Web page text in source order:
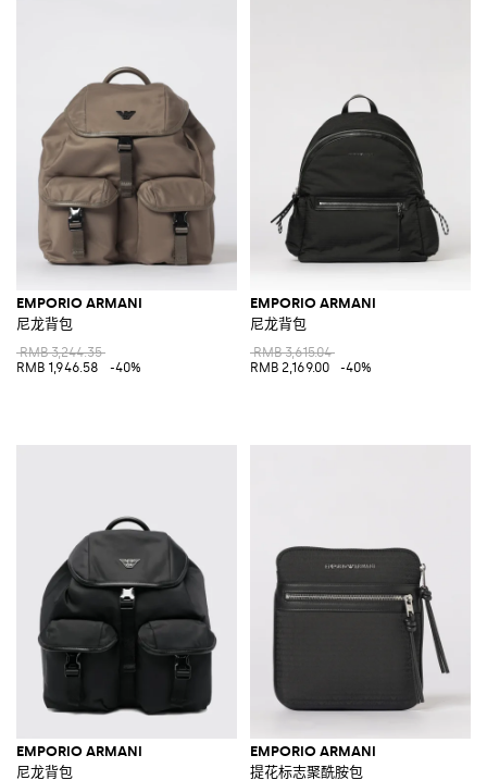
EMPORIO ARMANI
尼龙背包
RMB 3,244.35
RMB 1,946.58
-40%
EMPORIO ARMANI
尼龙背包
RMB 3,615.04
RMB 2,169.00
-40%
EMPORIO ARMANI
尼龙背包
EMPORIO ARMANI
提花标志聚酰胺包